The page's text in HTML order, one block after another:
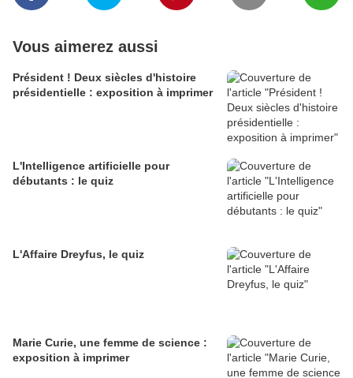
Vous aimerez aussi
Président ! Deux siècles d'histoire
présidentielle : exposition à imprimer
L'Intelligence artificielle pour
débutants : le quiz
L'Affaire Dreyfus, le quiz
Marie Curie, une femme de science :
exposition à imprimer